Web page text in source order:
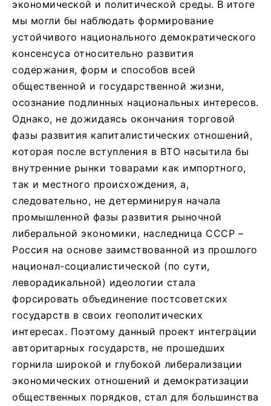
экономической и политической среды. В итоге
мы могли бы наблюдать формирование
устойчивого национального демократического
консенсуса относительно развития
содержания, форм и способов всей
общественной и государственной жизни,
осознание подлинных национальных интересов.
Однако, не дожидаясь окончания торговой
фазы развития капиталистических отношений,
которая после вступления в ВТО насытила бы
внутренние рынки товарами как импортного,
так и местного происхождения, а,
следовательно, не детерминируя начала
промышленной фазы развития рыночной
либеральной экономики, наследница СССР –
Россия на основе заимствованной из прошлого
национал-социалистической (по сути,
леворадикальной) идеологии стала
форсировать объединение постсоветских
государств в своих геополитических
интересах. Поэтому данный проект интеграции
авторитарных государств, не прошедших
горнила широкой и глубокой либерализации
экономических отношений и демократизации
общественных порядков, стал для большинства